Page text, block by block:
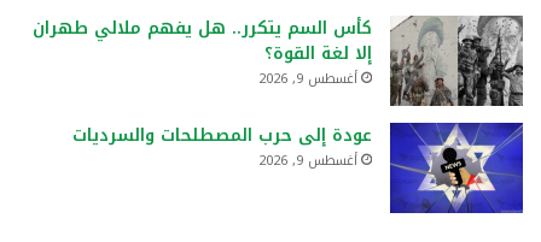
كأس السم يتكرر.. هل يفهم ملالي طهران
إلا لغة القوة؟
أغسطس 9, 2026
عودة إلى حرب المصطلحات والسرديات
أغسطس 9, 2026